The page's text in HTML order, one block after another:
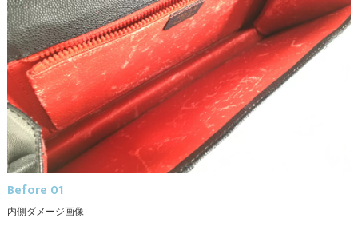
Before 01
内側ダメージ画像